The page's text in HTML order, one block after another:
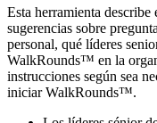
Esta herramienta
sugerencias sobre
personal, qué líderes
WalkRounds™ en la
instrucciones según sea
iniciar WalkRounds™.